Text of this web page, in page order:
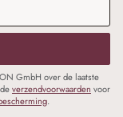
GmbH over de laatste
verzendvoorwaarden voor
.